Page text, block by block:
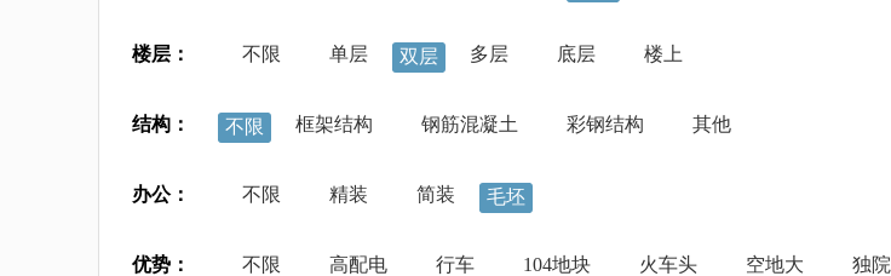
楼层： 不限 单层 双层 多层 底层 楼上
结构： 不限 框架结构 钢筋混凝土 彩钢结构 其他
办公： 不限 精装 简装 毛坯
优势： 不限 高配电 行车 104地块 火车头 空地大 独院